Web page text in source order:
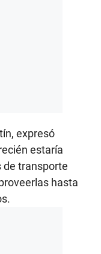
expresó
estaría
de transporte
hasta